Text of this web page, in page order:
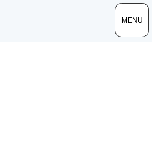
toggle
toggle
MENU
toggle
MENU